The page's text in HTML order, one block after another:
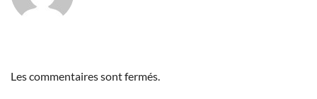
Les commentaires sont fermés.